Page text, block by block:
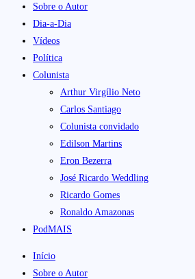
Sobre o Autor
Dia-a-Dia
Vídeos
Política
Colunista
Arthur Virgílio Neto
Carlos Santiago
Colunista convidado
Edilson Martins
Eron Bezerra
José Ricardo Weddling
Ricardo Gomes
Ronaldo Amazonas
PodMAIS
Início
Sobre o Autor